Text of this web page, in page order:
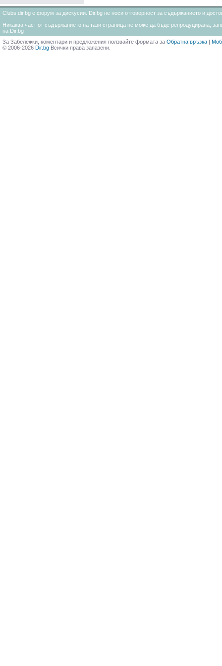
Clubs.dir.bg е форум за дискусии. Dir.bg не носи отговорност за съдържанието и
Никаква част от съдържанието на тази страница не може да бъде репродуцирана,
на Dir.bg
За Забележки, коментари и предложения ползвайте формата за Обратна връзка |
© 2006-2026 Dir.bg Всички права запазени.